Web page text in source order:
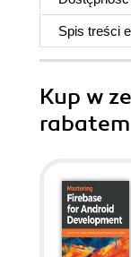
Spis treści
Kup w
rabatem